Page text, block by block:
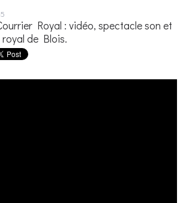
Royal : vidéo, spectacle son et
royal de Blois.